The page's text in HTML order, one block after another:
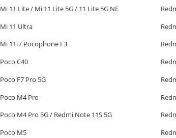
Mi 11 Lite / Mi 11 Lite 5G / 11 Lite 5G NE
Mi 11 Ultra
Mi 11i / Pocophone F3
Poco C40
Poco F7 Pro 5G
Poco M4 Pro
Poco M4 Pro 5G / Redmi Note 11S 5G
Poco M5